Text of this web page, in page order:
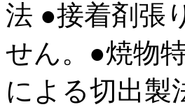
法 ●接着剤張
せん。●焼物
による切出製